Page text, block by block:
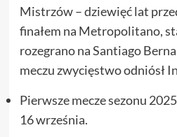
Mistrzów – dziewięć lat
finałem na Metropolitano,
rozegrano na Santiago
meczu zwycięstwo odniósł
Pierwsze mecze sezonu
16 września.